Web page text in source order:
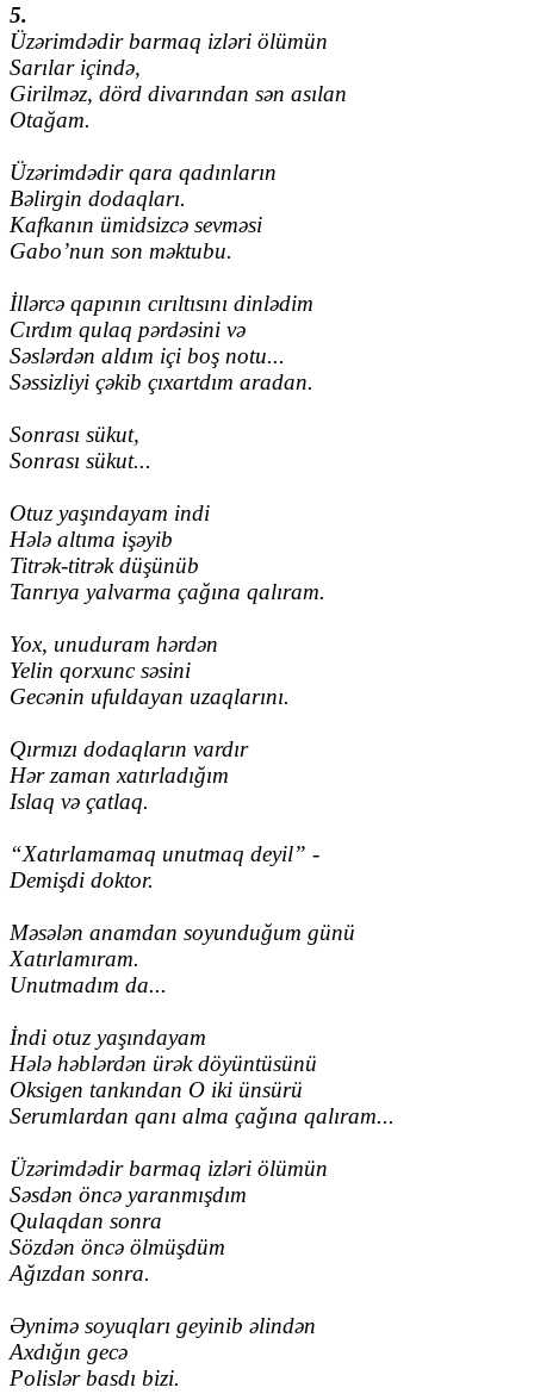
5.
Üzərimdədir barmaq izləri ölümün
Sarılar içində,
Girilməz, dörd divarından sən asılan
Otağam.
Üzərimdədir qara qadınların
Bəlirgin dodaqları.
Kafkanın ümidsizcə sevməsi
Gabo’nun son məktubu.
İllərcə qapının cırıltısını dinlədim
Cırdım qulaq pərdəsini və
Səslərdən aldım içi boş notu...
Səssizliyi çəkib çıxartdım aradan.
Sonrası sükut,
Sonrası sükut...
Otuz yaşındayam indi
Hələ altıma işəyib
Titrək-titrək düşünüb
Tanrıya yalvarma çağına qalıram.
Yox, unuduram hərdən
Yelin qorxunc səsini
Gecənin ufuldayan uzaqlarını.
Qırmızı dodaqların vardır
Hər zaman xatırladığım
Islaq və çatlaq.
“Xatırlamamaq unutmaq deyil” -
Demişdi doktor.
Məsələn anamdan soyunduğum günü
Xatırlamıram.
Unutmadım da...
İndi otuz yaşındayam
Hələ həblərdən ürək döyüntüsünü
Oksigen tankından O iki ünsürü
Serumlardan qanı alma çağına qalıram...
Üzərimdədir barmaq izləri ölümün
Səsdən öncə yaranmışdım
Qulaqdan sonra
Sözdən öncə ölmüşdüm
Ağızdan sonra.
Əynimə soyuqları geyinib əlindən
Axdığın gecə
Polislər basdı bizi.